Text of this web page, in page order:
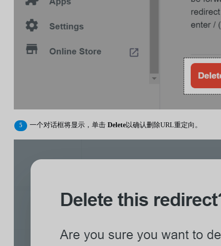
一个对话框将显示，单击 Delete以确认删除URL重定向。